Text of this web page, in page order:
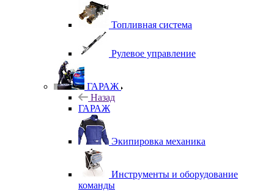
Топливная система
Рулевое управление
ГАРАЖ
Назад
ГАРАЖ
Экипировка механика
Инструменты и оборудование
команды